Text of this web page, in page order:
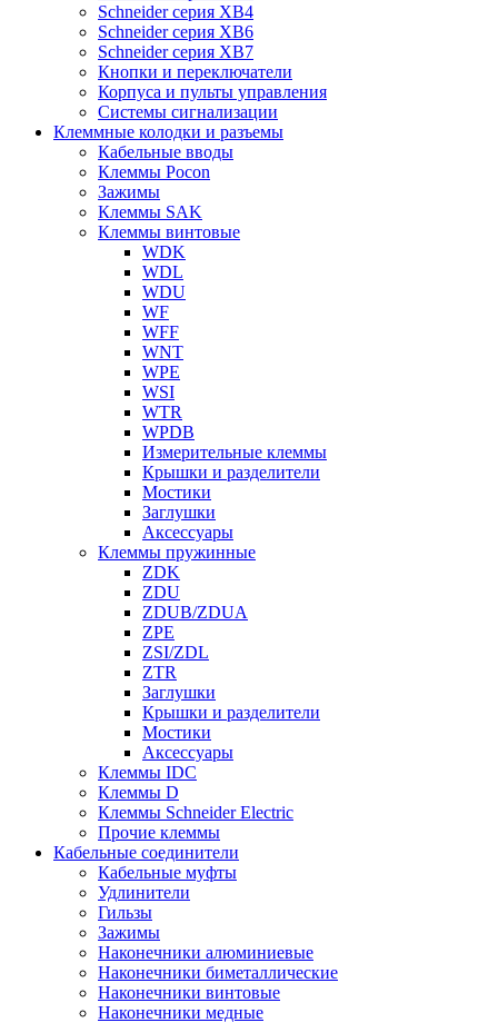
Schneider серия XB4
Schneider серия XB6
Schneider серия XB7
Кнопки и переключатели
Корпуса и пульты управления
Системы сигнализации
Клеммные колодки и разъемы
Кабельные вводы
Клеммы Pocon
Зажимы
Клеммы SAK
Клеммы винтовые
WDK
WDL
WDU
WF
WFF
WNT
WPE
WSI
WTR
WPDB
Измерительные клеммы
Крышки и разделители
Мостики
Заглушки
Аксессуары
Клеммы пружинные
ZDK
ZDU
ZDUB/ZDUA
ZPE
ZSI/ZDL
ZTR
Заглушки
Крышки и разделители
Мостики
Аксессуары
Клеммы IDC
Клеммы D
Клеммы Schneider Electric
Прочие клеммы
Кабельные соединители
Кабельные муфты
Удлинители
Гильзы
Зажимы
Наконечники алюминиевые
Наконечники биметаллические
Наконечники винтовые
Наконечники медные